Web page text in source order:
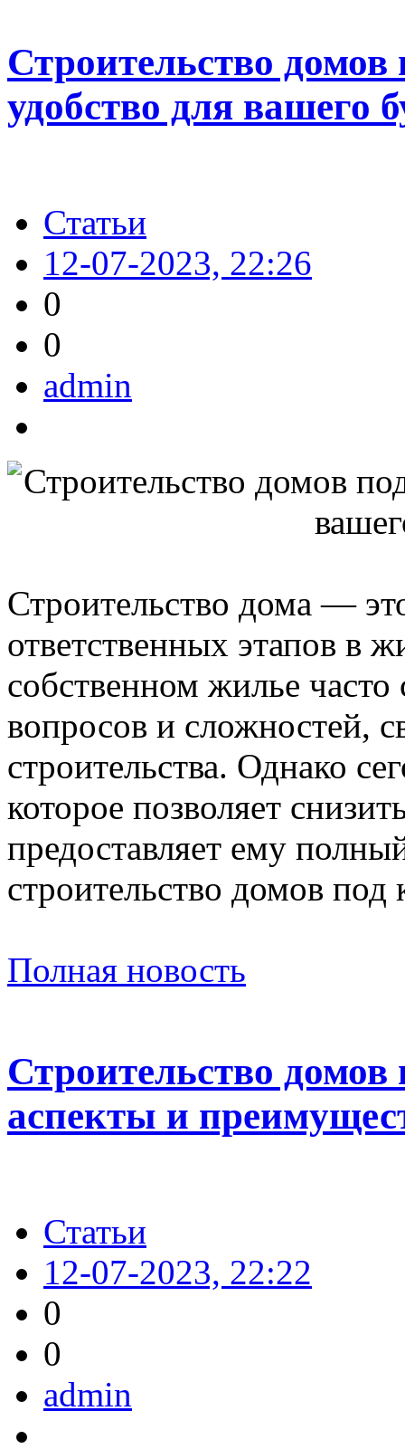
Строительство
удобство для вашего
Статьи
12-07-2023, 22:26
0
0
admin
Строительство дома —
ответственных этапов в
собственном жилье
вопросов и сложностей,
строительства. Однако
которое позволяет
предоставляет ему
строительство домов под
Полная новость
Строительство
аспекты и
Статьи
12-07-2023, 22:22
0
0
admin